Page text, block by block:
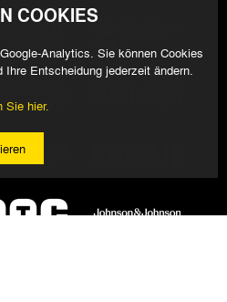
COOKIES
Analytics. Sie können Cookies
Ihre Entscheidung jederzeit ändern.
Sie hier.